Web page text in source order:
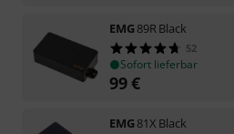
EMG89R Black
52
Sofort lieferbar
99€
EMG81X Black